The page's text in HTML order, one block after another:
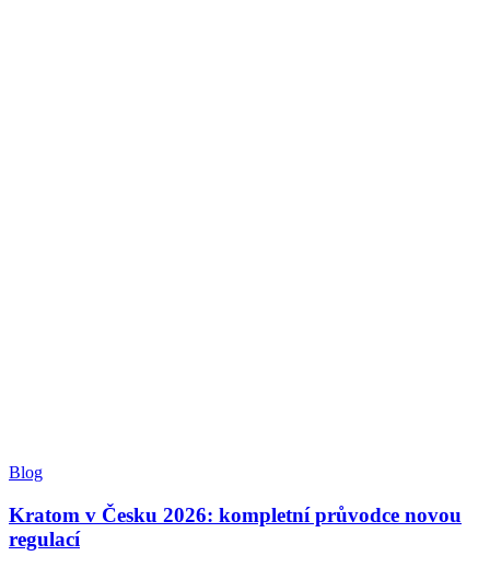
Blog
Kratom v Česku 2026: kompletní průvodce novou
regulací